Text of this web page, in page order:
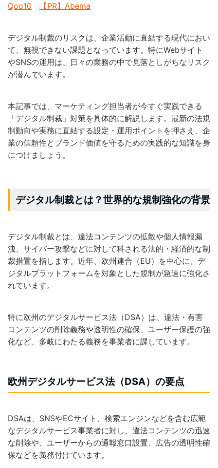
Qoo10
【PR】Abema
デジタル制裁のリスクは、企業活動に直結する現代におい
て、無視できない課題となっています。特にWebサイト
やSNSの運用は、日々の業務の中で見落としがちなリスク
が潜んでいます。
本記事では、マーケティング担当者が今すぐ実践できる
「デジタル制裁」対策を具体的に解説します。最新の法規
制動向や実務に直結する設定・運用ポイントを押さえ、企
業の信頼性とブランド価値を守るための実践的な知識を身
につけましょう。
デジタル制裁とは？世界的な規制強化の背景
デジタル制裁とは、違法コンテンツの拡散や個人情報漏
洩、サイバー攻撃などに対して科される法的・経済的な制
裁措置を指します。近年、欧州連合（EU）を中心に、デ
ジタルプラットフォームを対象とした規制が急速に強化さ
れています。
特に欧州のデジタルサービス法（DSA）は、違法・有害
コンテンツの削除義務や透明性の確保、ユーザー保護の強
化など、多岐にわたる義務を事業者に課しています。
欧州デジタルサービス法（DSA）の要点
DSAは、SNSやECサイト、検索エンジンなどを含む広範
なデジタルサービス事業者に対し、違法コンテンツの迅速
な削除や、ユーザーからの通報窓口設置、広告の透明性確
保などを義務付けています。